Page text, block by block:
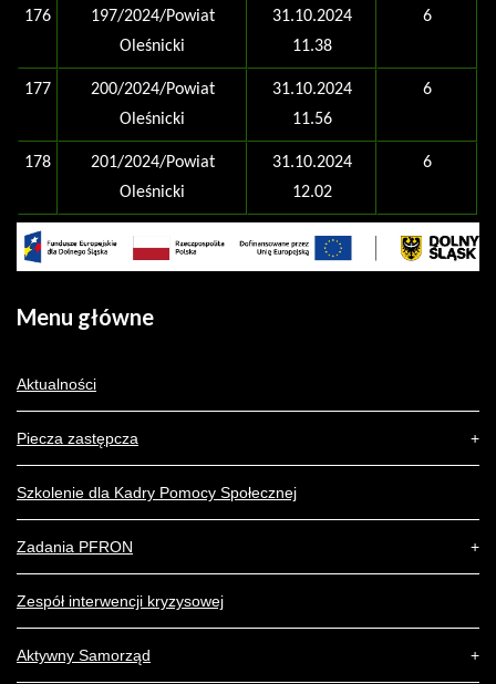
176
197/2024/Powiat
Oleśnicki
31.10.2024
11.38
6
177
200/2024/Powiat
Oleśnicki
31.10.2024
11.56
6
178
201/2024/Powiat
Oleśnicki
31.10.2024
12.02
6
Menu główne
Aktualności
Piecza zastępcza
Szkolenie dla Kadry Pomocy Społecznej
Zadania PFRON
Zespół interwencji kryzysowej
Aktywny Samorząd